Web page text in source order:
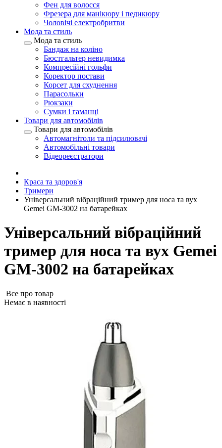
Фен для волосся
Фрезера для манікюру і педикюру
Чоловічі електробритви
Мода та стиль
Мода та стиль
Бандаж на коліно
Бюстгальтер невидимка
Компресійні гольфи
Коректор постави
Корсет для схуднення
Парасольки
Рюкзаки
Сумки і гаманці
Товари для автомобілів
Товари для автомобілів
Автомагнітоли та підсилювачі
Автомобільні товари
Відеореєстратори
Краса та здоров'я
Тримери
Універсальний вібраційний тример для носа та вух
Gemei GM-3002 на батарейках
Універсальний вібраційний
тример для носа та вух Gemei
GM-3002 на батарейках
Все про товар
Немає в наявності